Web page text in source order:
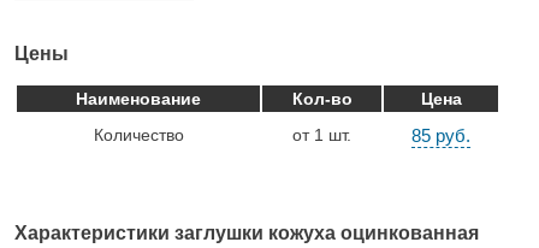
Цены
Наименование Кол-во
Цена
Количество
от 1 шт. 85 руб.
Характеристики заглушки кожуха оцинкованная